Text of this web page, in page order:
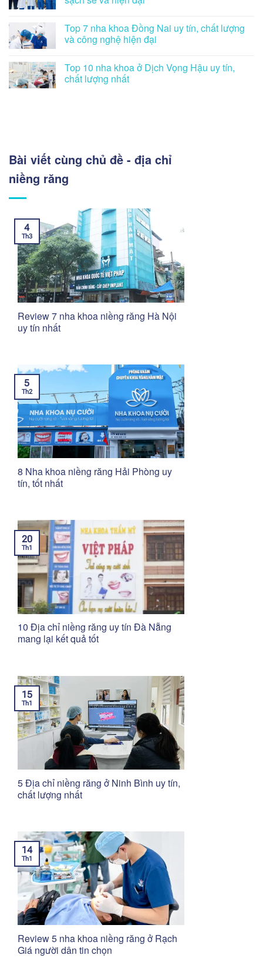
Top 7 nha khoa Đồng Nai uy tín, chất lượng
và công nghệ hiện đại
Top 10 nha khoa ở Dịch Vọng Hậu uy tín,
chất lượng nhất
Bài viết cùng chủ đề - địa chỉ
niềng răng
Review 7 nha khoa niềng răng Hà Nội
uy tín nhất
4
Th3
8 Nha khoa niềng răng Hải Phòng uy
tín, tốt nhất
5
Th2
10 Địa chỉ niềng răng uy tín Đà Nẵng
mang lại kết quả tốt
20
Th1
5 Địa chỉ niềng răng ở Ninh Bình uy tín,
chất lượng nhất
15
Th1
Review 5 nha khoa niềng răng ở Rạch
Giá người dân tin chọn
14
Th1